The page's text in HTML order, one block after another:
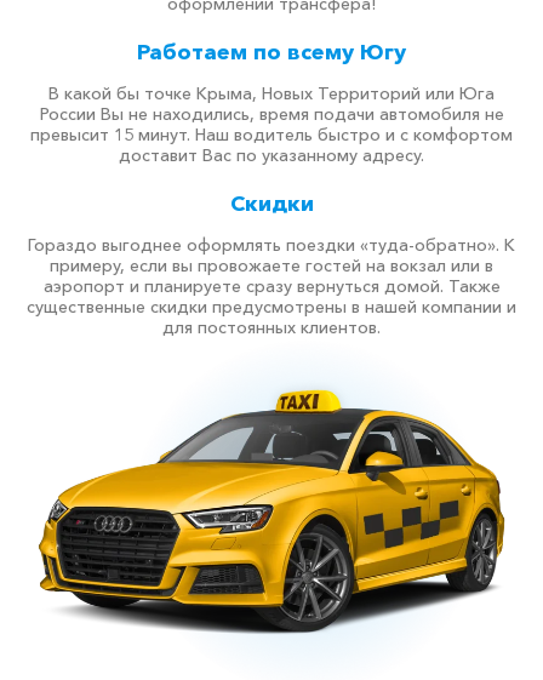
Работаем по всему Югу
В какой бы точке Крыма, Новых Территорий или Юга
России Вы не находились, время подачи автомобиля не
превысит 15 минут. Наш водитель быстро и с комфортом
доставит Вас по указанному адресу.
Скидки
Гораздо выгоднее оформлять поездки «туда-обратно». К
примеру, если вы провожаете гостей на вокзал или в
аэропорт и планируете сразу вернуться домой. Также
существенные скидки предусмотрены в нашей компании и
для постоянных клиентов.